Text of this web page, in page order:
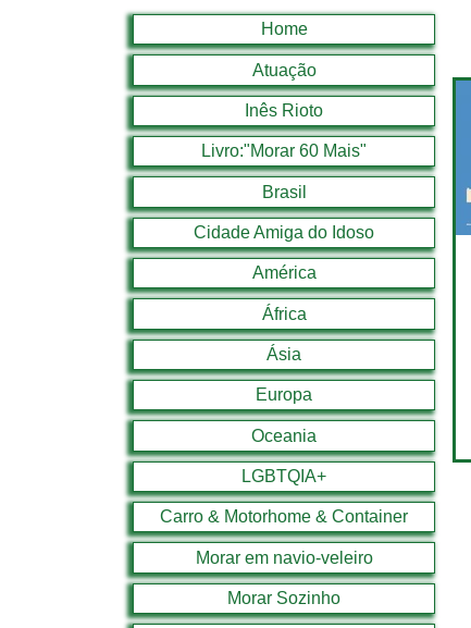
Home
Atuação
Inês Rioto
Livro:"Morar 60 Mais"
Brasil
Cidade Amiga do Idoso
América
África
Ásia
Europa
Oceania
LGBTQIA+
Carro & Motorhome & Container
Morar em navio-veleiro
Morar Sozinho